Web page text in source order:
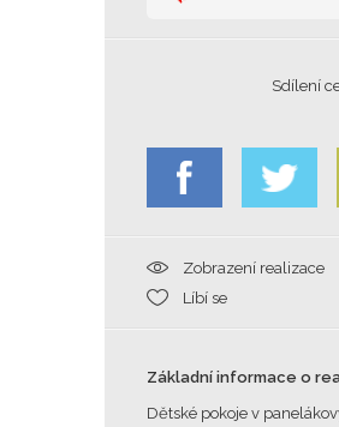
Sdílení
Zobrazení realizace
Líbí se
Základní informace o
Dětské pokoje v